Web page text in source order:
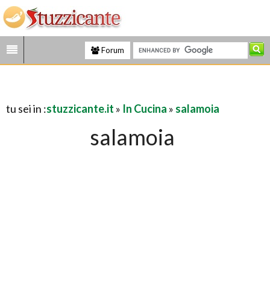
Forum
tu sei in :stuzzicante.it » In Cucina » salamoia
salamoia